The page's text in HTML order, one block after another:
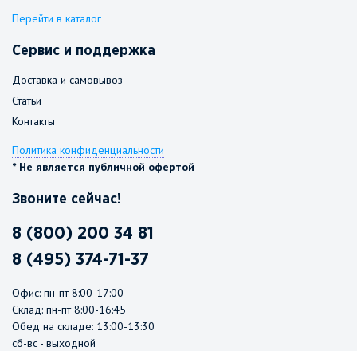
Перейти в каталог
Сервис и поддержка
Доставка и самовывоз
Статьи
Контакты
Политика конфиденциальности
* Не является публичной офертой
Звоните сейчас!
8 (800) 200 34 81
8 (495) 374-71-37
Офис: пн-пт 8:00-17:00
Склад: пн-пт 8:00-16:45
Обед на складе: 13:00-13:30
сб-вс - выходной